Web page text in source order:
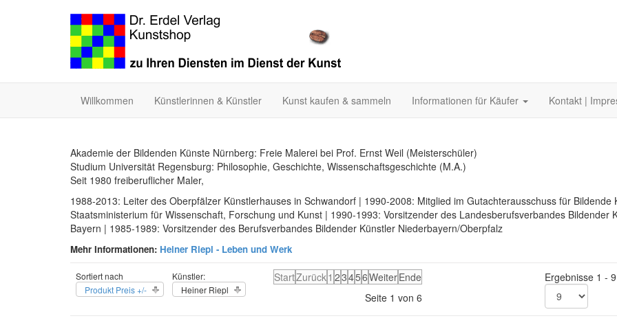
Willkommen Künstlerinnen & Künstler Kunst kaufen & sammeln Informationen für Käufer Kontakt |
Akademie der Bildenden Künste Nürnberg: Freie Malerei bei Prof. Ernst Weil (Meisterschüler)
Studium Universität Regensburg: Philosophie, Geschichte, Wissenschaftsgeschichte (M.A.)
Seit 1980 freiberuflicher Maler,
1988-2013: Leiter des Oberpfälzer Künstlerhauses in Schwandorf | 1990-2008: Mitglied im Gutachterausschuss für Bildende
Staatsministerium für Wissenschaft, Forschung und Kunst | 1990-1993: Vorsitzender des Landesberufsverbandes Bildender
Bayern | 1985-1989: Vorsitzender des Berufsverbandes Bildender Künstler Niederbayern/Oberpfalz
Mehr Informationen: Heiner Riepl - Leben und Werk
Sortiert nach
Produkt Preis +/-
Künstler:
Heiner Riepl
StartZurück1 23456WeiterEnde
Seite 1 von 6
Ergebnisse 1 -